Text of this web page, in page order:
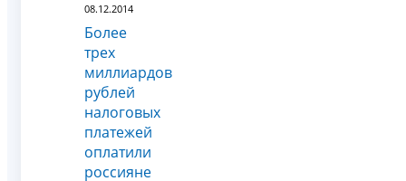
08.12.2014
Более
трех
миллиардов
рублей
налоговых
платежей
оплатили
россияне